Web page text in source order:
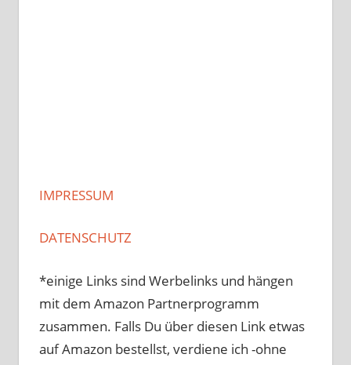
IMPRESSUM
DATENSCHUTZ
*einige Links sind Werbelinks und hängen
mit dem Amazon Partnerprogramm
zusammen. Falls Du über diesen Link etwas
auf Amazon bestellst, verdiene ich -ohne